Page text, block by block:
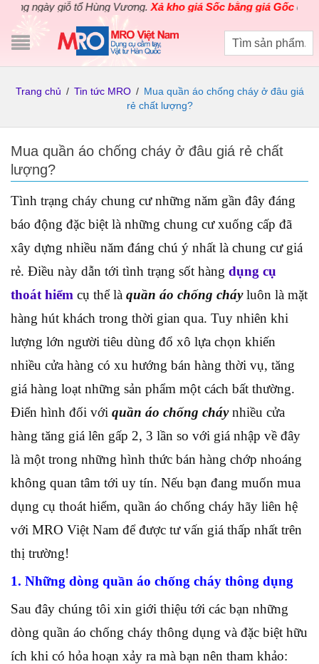
giỗ tổ Hùng Vương.Xả kho giá Sốc bằng giá Gốccho các
Trang chủ / Tin tức MRO / Mua quần áo chống cháy ở đâu giá
rẻ chất lượng?
Mua quần áo chống cháy ở đâu giá rẻ chất
lượng?
Tình trạng cháy chung cư những năm gần đây đáng
báo động đặc biệt là những chung cư xuống cấp đã
xây dựng nhiều năm đáng chú ý nhất là chung cư giá
rẻ. Điều này dẫn tới tình trạng sốt hàng dụng cụ
thoát hiểm cụ thể là quần áo chống cháyluôn là mặt
hàng hút khách trong thời gian qua. Tuy nhiên khi
lượng lớn người tiêu dùng đổ xô lựa chọn khiến
nhiều cửa hàng có xu hướng bán hàng thời vụ, tăng
giá hàng loạt những sản phẩm một cách bất thường.
Điển hình đối với quần áo chống cháynhiều cửa
hàng tăng giá lên gấp 2, 3 lần so với giá nhập về đây
là một trong những hình thức bán hàng chớp nhoáng
không quan tâm tới uy tín. Nếu bạn đang muốn mua
dụng cụ thoát hiểm, quần áo chống cháy hãy liên hệ
với MRO Việt Nam để được tư vấn giá thấp nhất trên
thị trường!
1. Những dòng quần áo chống cháy thông dụng
Sau đây chúng tôi xin giới thiệu tới các bạn những
dòng quần áo chống cháy thông dụng và đặc biệt hữu
ích khi có hỏa hoạn xảy ra mà bạn nên tham khảo: